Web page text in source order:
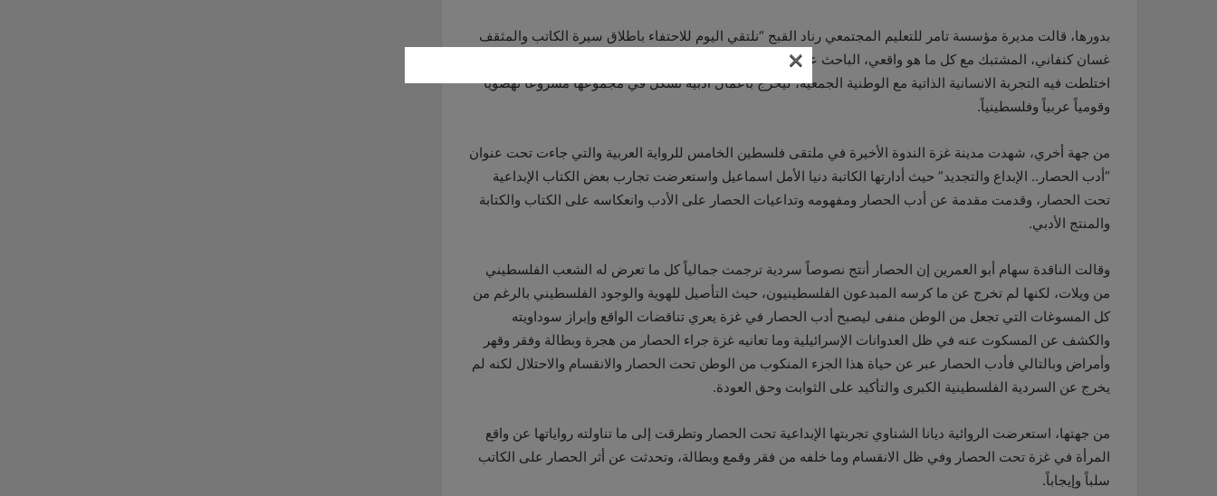
بدورها، قالت مديرة مؤسسة تامر للتعليم المجتمعي رناد القبج “نلتقي اليوم للاحتفاء باطلاق سيرة الكاتب والمثقف
غسان كنفاني، المشتبك مع كل ما هو واقعي، الباحث عن الجمال في فنه وإبداعه، الإنسان والأخ والصديق الذي
اختلطت فيه التجربة الانسانية الذاتية مع الوطنية الجمعية، ليخرج بأعمال أدبية تشكل في مجموعها مشروعاً نهضوياً
وقومياً عربياً وفلسطينياً.
من جهة أخري، شهدت مدينة غزة الندوة الأخيرة في ملتقى فلسطين الخامس للرواية العربية والتي جاءت تحت عنوان
“أدب الحصار.. الإبداع والتجديد” حيث أدارتها الكاتبة دنيا الأمل اسماعيل واستعرضت تجارب بعض الكتاب الإبداعية
تحت الحصار، وقدمت مقدمة عن أدب الحصار ومفهومه وتداعيات الحصار على الأدب وانعكاسه على الكتاب والكتابة
والمنتج الأدبي.
وقالت الناقدة سهام أبو العمرين إن الحصار أنتج نصوصاً سردية ترجمت جمالياً كل ما تعرض له الشعب الفلسطيني
من ويلات، لكنها لم تخرج عن ما كرسه المبدعون الفلسطينيون، حيث التأصيل للهوية والوجود الفلسطيني بالرغم من
كل المسوغات التي تجعل من الوطن منفى ليصبح أدب الحصار في غزة يعري تناقضات الواقع وإبراز سوداويته
والكشف عن المسكوت عنه في ظل العدوانات الإسرائيلية وما تعانيه غزة جراء الحصار من هجرة وبطالة وفقر وقهر
وأمراض وبالتالي فأدب الحصار عبر عن حياة هذا الجزء المنكوب من الوطن تحت الحصار والانقسام والاحتلال لكنه لم
يخرج عن السردية الفلسطينية الكبرى والتأكيد على الثوابت وحق العودة.
من جهتها، استعرضت الروائية ديانا الشناوي تجربتها الإبداعية تحت الحصار وتطرقت إلى ما تناولته رواياتها عن واقع
المرأة في غزة تحت الحصار وفي ظل الانقسام وما خلفه من فقر وقمع وبطالة، وتحدثت عن أثر الحصار على الكاتب
سلباً وإيجاباً.
×